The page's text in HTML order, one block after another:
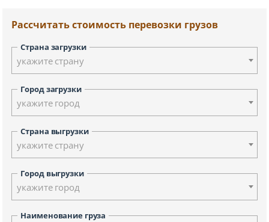
Рассчитать стоимость перевозки грузов
Страна загрузки
укажите страну
Город загрузки
укажите город
Страна выгрузки
укажите страну
Город выгрузки
укажите город
Наименование груза